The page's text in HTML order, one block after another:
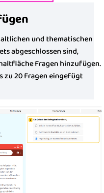
und thematischen
abgeschlossen sind,
Fragen hinzufügen.
zu 20 Fragen eingefügt